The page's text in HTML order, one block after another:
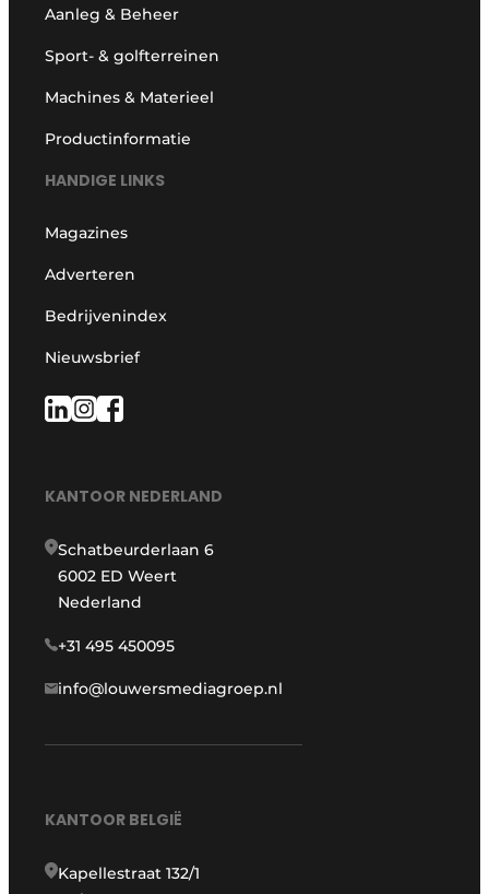
Aanleg & Beheer
Sport- & golfterreinen
Machines & Materieel
Productinformatie
HANDIGE LINKS
Magazines
Adverteren
Bedrijvenindex
Nieuwsbrief
KANTOOR NEDERLAND
Schatbeurderlaan 6
6002 ED Weert
Nederland
+31 495 450095
info@louwersmediagroep.nl
KANTOOR BELGIË
Kapellestraat 132/1